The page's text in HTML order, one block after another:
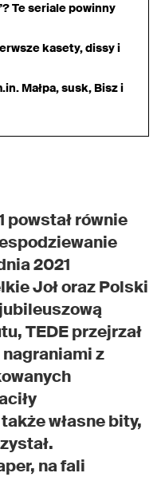
Te seriale powinny
kasety, dissy i
Małpa, susk, Bisz i
powstał równie
2021
Joł oraz Polski
TEDE przejrzał
z
własne bity,
na fali